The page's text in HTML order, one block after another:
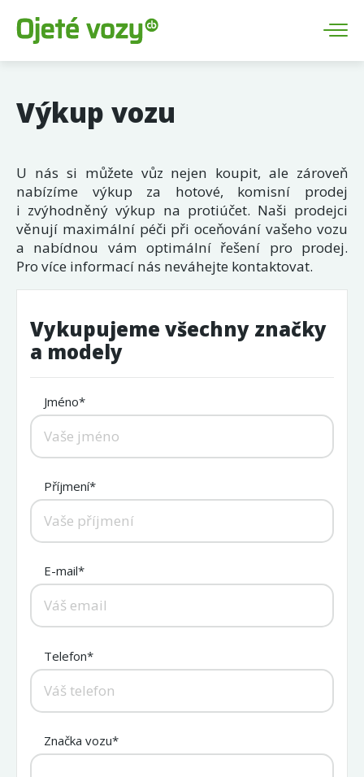
Výkup vozu
U nás si můžete vůz nejen koupit, ale zároveň
nabízíme výkup za hotové, komisní prodej
i zvýhodněný výkup na protiúčet. Naši prodejci
věnují maximální péči při oceňování vašeho vozu
a nabídnou vám optimální řešení pro prodej.
Pro více informací nás neváhejte kontaktovat.
Vykupujeme všechny značky
a modely
Jméno*
Příjmení*
E-mail*
Telefon*
Značka vozu*